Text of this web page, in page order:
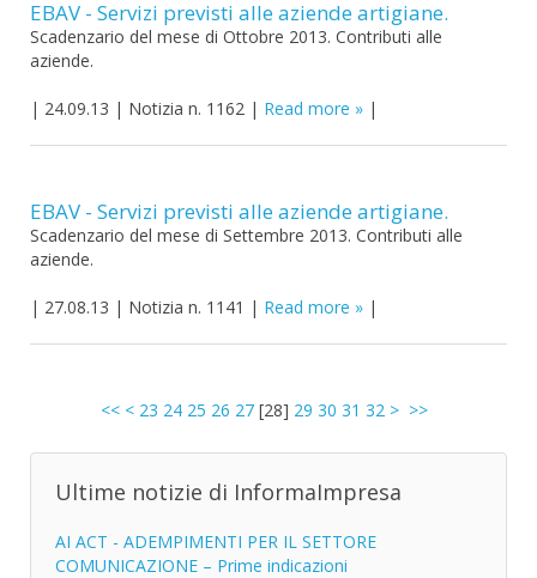
EBAV - Servizi previsti alle aziende artigiane.
Scadenzario del mese di Ottobre 2013. Contributi alle
aziende.
| 24.09.13 | Notizia n. 1162 | Read more |
EBAV - Servizi previsti alle aziende artigiane.
Scadenzario del mese di Settembre 2013. Contributi alle
aziende.
| 27.08.13 | Notizia n. 1141 | Read more |
<< < 23 24 25 26 27[28] 29 30 31 32 > >>
Ultime notizie di InformaImpresa
AI ACT - ADEMPIMENTI PER IL SETTORE
COMUNICAZIONE – Prime indicazioni